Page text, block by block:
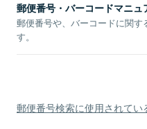
郵便番号・バーコードマニュ
郵便番号や、バーコードに関す
す。
郵便番号検索に使用されてい